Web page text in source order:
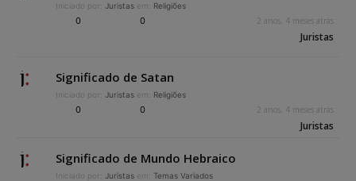
Iniciado por: Juristas em: Religiões
0 0 2 anos, 4 meses atrás
Juristas
Significado de Satan
Iniciado por: Juristas em: Religiões
0 0 2 anos, 4 meses atrás
Juristas
Significado de Mundo Hebraico
Iniciado por: Juristas em: Temas Variados